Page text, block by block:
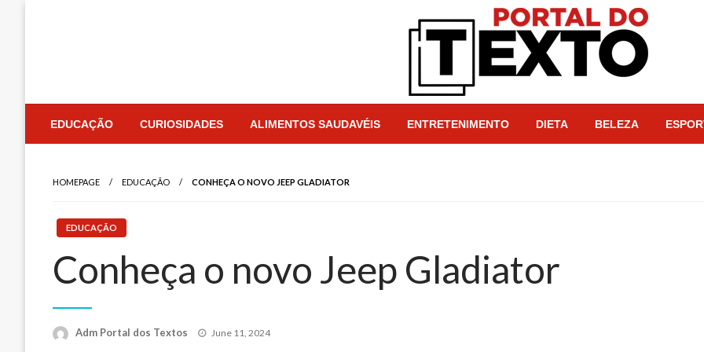
Portal dos Textos
EDUCAÇÃO CURIOSIDADES ALIMENTOS SAUDAVÉIS ENTRETENIMENTO DIETA BELEZA
HOMEPAGE EDUCAÇÃO CONHEÇA O NOVO JEEP GLADIATOR
EDUCAÇÃO
Conheça o novo Jeep Gladiator
Adm Portal dos Textos
Posted
June 11, 2024